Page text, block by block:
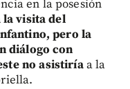
en la posesión
la visita del
pero la
diálogo con
no asistiríaa la